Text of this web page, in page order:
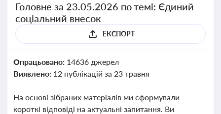
Головне за 23.05.2026 по темі: Єдиний
соціальний внесок
ЕКСПОРТ
Опрацьовано: 14636 джерел
Виявлено: 12 публікацій за 23 травня
На основі зібраних матеріалів ми сформували
короткі відповіді на актуальні запитання. Ви